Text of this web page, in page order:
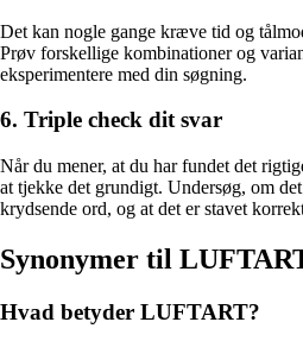
Det kan nogle gange kræve tid og
Prøv forskellige kombinationer og
eksperimentere med din søgning.
6. Triple check dit svar
Når du mener, at du har fundet det
at tjekke det grundigt. Undersøg, om
krydsende ord, og at det er stavet
Synonymer til
Hvad betyder LUFTART?